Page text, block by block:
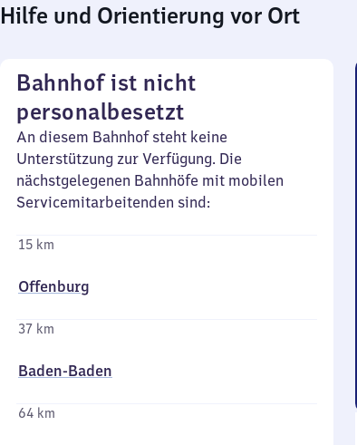
Hilfe und Orientierung vor Ort
Bahnhof ist nicht
personalbesetzt
An diesem Bahnhof steht keine
Unterstützung zur Verfügung. Die
nächstgelegenen Bahnhöfe mit mobilen
Servicemitarbeitenden sind:
15 km
Offenburg
37 km
Baden-Baden
64 km